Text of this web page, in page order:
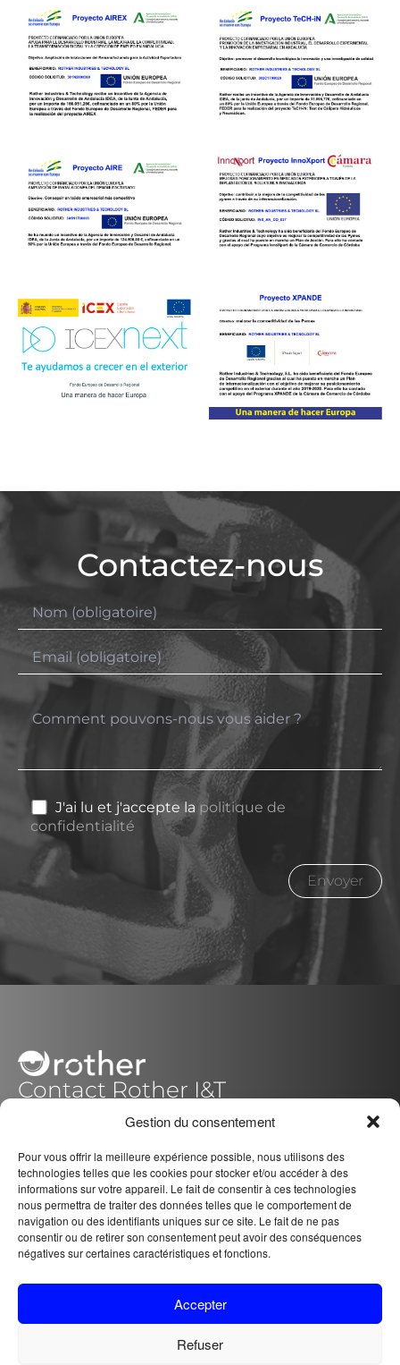
Gestion du consentement
Pour vous offrir la meilleure expérience possible, nous utilisons des
technologies telles que les cookies pour stocker et/ou accéder à des
informations sur votre appareil. Le fait de consentir à ces technologies
nous permettra de traiter des données telles que le comportement de
navigation ou des identifiants uniques sur ce site. Le fait de ne pas
consentir ou de retirer son consentement peut avoir des conséquences
négatives sur certaines caractéristiques et fonctions.
Accepter
Refuser
Contactez-nous
J'ai lu et j'accepte la politique de
confidentialité
Contact Rother I&T
C/ Fausto García Tena Nº16-C y D
España / Spain+34 957 088 221
Médias sociaux
F
a
e
L
i
k
I
n
t
POLITIQUE DE CONFIDENTIALITÉ
POLITIQUE DE COOKIES